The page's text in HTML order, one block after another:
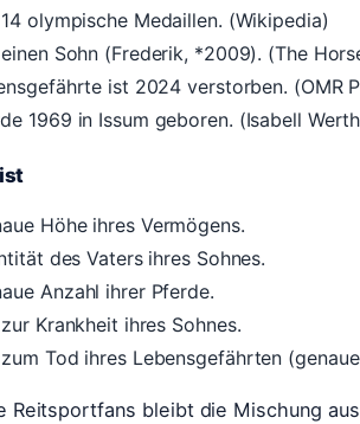
olympische Medaillen. (Wikipedia)
Sohn (Frederik, *2009). (The
ist 2024 verstorben. (OMR
1969 in Issum geboren. (Isabell
Höhe ihres Vermögens.
des Vaters ihres Sohnes.
Anzahl ihrer Pferde.
Krankheit ihres Sohnes.
Tod ihres Lebensgefährten
Reitsportfans bleibt die Mischung